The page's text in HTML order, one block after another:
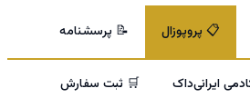
📋 پروپوزال 📝 پرسشنامه
ایرانی‌داک 🛒 ثبت سفارش